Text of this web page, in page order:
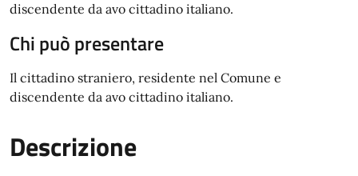
discendente da avo cittadino italiano.
Chi può presentare
Il cittadino straniero, residente nel Comune e
discendente da avo cittadino italiano.
Descrizione